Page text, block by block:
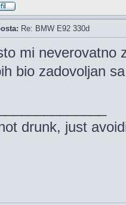
Re: BMW E92 330d
mi neverovatno
bio zadovoljan
drunk, just